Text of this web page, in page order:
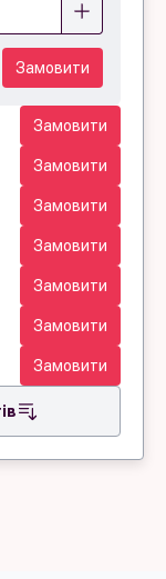
Замовити
Замовити
Замовити
Замовити
Замовити
Замовити
Замовити
Замовити